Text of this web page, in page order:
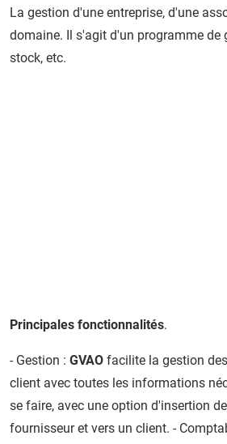
La gestion d'une entreprise, d'une
domaine. Il s'agit d'un programme de
stock, etc.
Principales fonctionnalités.
- Gestion : GVAO facilite la gestion
client avec toutes les informations
se faire, avec une option d'insertion
fournisseur et vers un client. -